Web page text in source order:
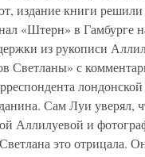
издание книги решили
«Штерн» в Гамбурге
из рукописи
Светланы» с
лондонской
Сам Луи уверял,
Аллилуевой и
это отрицала.